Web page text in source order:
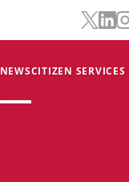
NEWSCITIZEN SERVICES